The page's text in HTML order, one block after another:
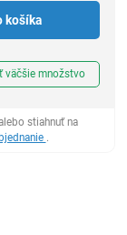
košíka
väčšie množstvo
stiahnuť na
.